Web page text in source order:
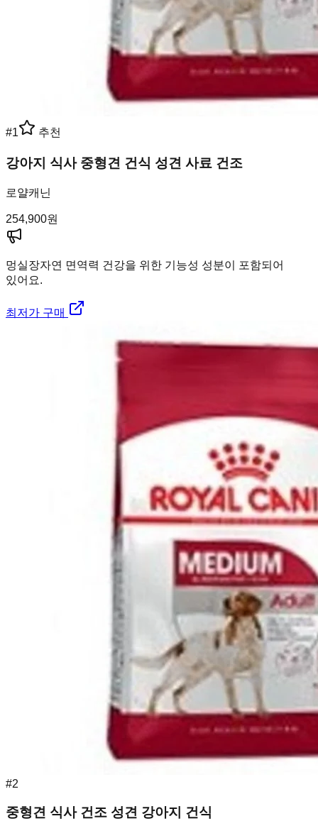
#1 추천
강아지 식사 중형견 건식 성견 사료 건조
로얄캐닌
254,900원
멍실장자연 면역력 건강을 위한 기능성 성분이 포함되어
있어요.
최저가 구매
#2
중형견 식사 건조 성견 강아지 건식